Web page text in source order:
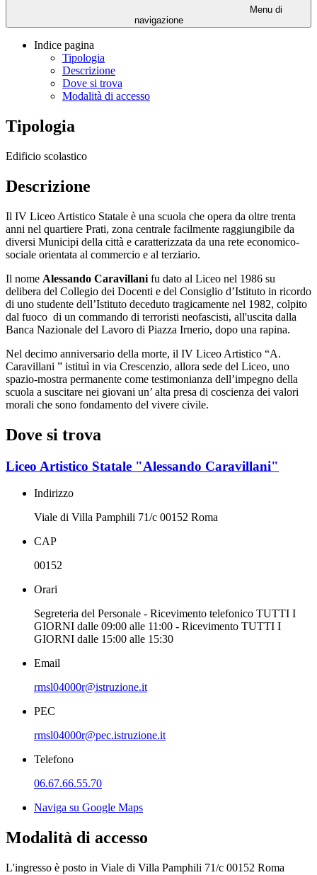
Menu di
navigazione
Indice pagina
Tipologia
Descrizione
Dove si trova
Modalità di accesso
Tipologia
Edificio scolastico
Descrizione
Il IV Liceo Artistico Statale è una scuola che opera da oltre trenta
anni nel quartiere Prati, zona centrale facilmente raggiungibile da
diversi Municipi della città e caratterizzata da una rete economico-
sociale orientata al commercio e al terziario.
Il nome Alessando Caravillani fu dato al Liceo nel 1986 su
delibera del Collegio dei Docenti e del Consiglio d’Istituto in ricordo
di uno studente dell’Istituto deceduto tragicamente nel 1982, colpito
dal fuoco di un commando di terroristi neofascisti, all'uscita dalla
Banca Nazionale del Lavoro di Piazza Irnerio, dopo una rapina.
Nel decimo anniversario della morte, il IV Liceo Artistico “A.
Caravillani ” istituì in via Crescenzio, allora sede del Liceo, uno
spazio-mostra permanente come testimonianza dell’impegno della
scuola a suscitare nei giovani un’ alta presa di coscienza dei valori
morali che sono fondamento del vivere civile.
Dove si trova
Liceo Artistico Statale "Alessando Caravillani"
Indirizzo
Viale di Villa Pamphili 71/c 00152 Roma
CAP
00152
Orari
Segreteria del Personale - Ricevimento telefonico TUTTI I
GIORNI dalle 09:00 alle 11:00 - Ricevimento TUTTI I
GIORNI dalle 15:00 alle 15:30
Email
rmsl04000r@istruzione.it
PEC
rmsl04000r@pec.istruzione.it
Telefono
06.67.66.55.70
Naviga su Google Maps
Modalità di accesso
L'ingresso è posto in Viale di Villa Pamphili 71/c 00152 Roma